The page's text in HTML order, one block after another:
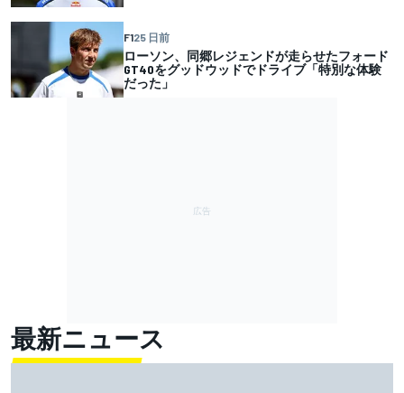
F125 日前
ローソン、同郷レジェンドが走らせたフォード
GT40をグッドウッドでドライブ「特別な体験
だった」
最新ニュース